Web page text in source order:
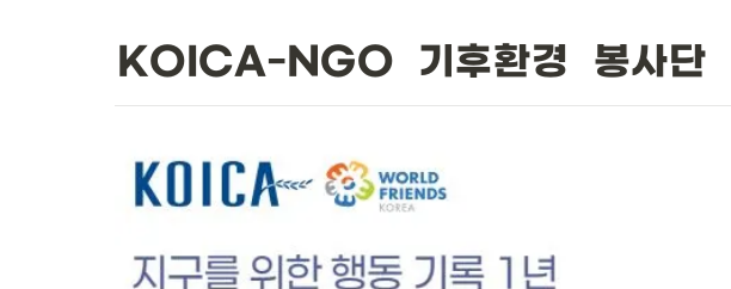
KOICA‑NGO 기후환경 봉사단